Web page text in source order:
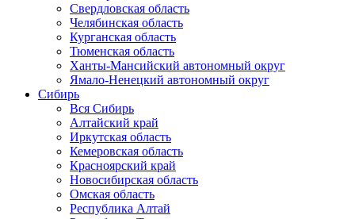
Свердловская область
Челябинская область
Курганская область
Тюменская область
Ханты-Мансийский автономный округ
Ямало-Ненецкий автономный округ
Сибирь
Вся Сибирь
Алтайский край
Иркутская область
Кемеровская область
Красноярский край
Новосибирская область
Омская область
Республика Алтай